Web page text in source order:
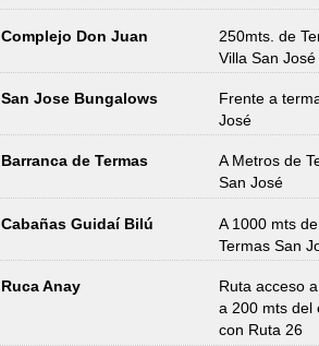
Complejo Don Juan
250mts. de
Villa San José
San Jose Bungalows
Frente a
José
Barranca de Termas
A Metros de
San José
Cabañas Guidaí Bilú
A 1000 mts de
Termas San
Ruca Anay
Ruta acceso
a 200 mts del
con Ruta 26